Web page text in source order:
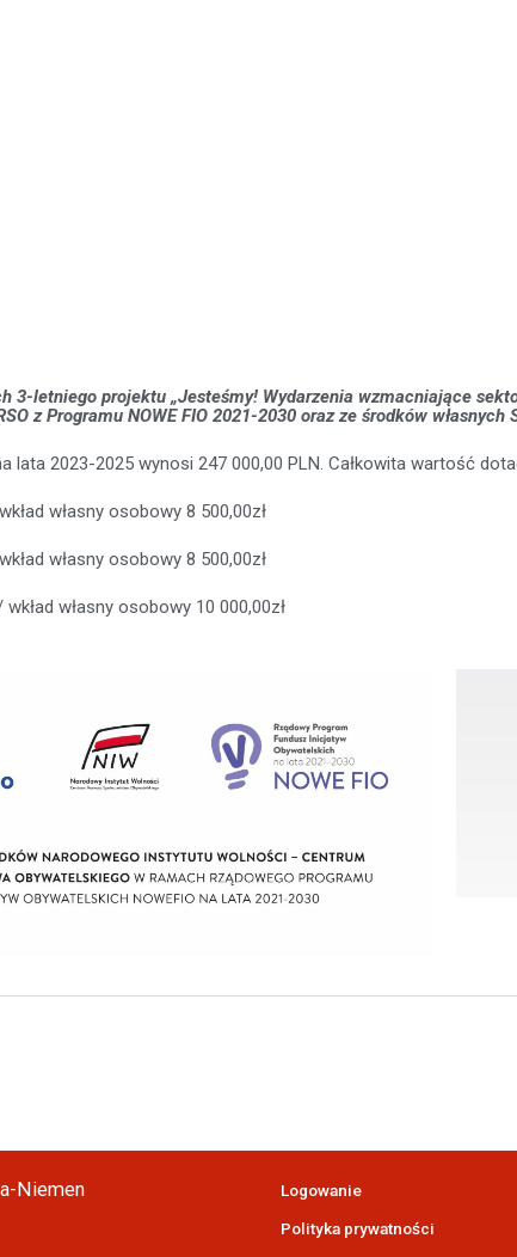
3-letniego projektu „Jesteśmy! Wydarzenia wzmacniające
z Programu NOWE FIO 2021-2030 oraz ze środków
lata 2023-2025 wynosi 247 000,00 PLN. Całkowita wartość
własny osobowy 8 500,00zł
własny osobowy 8 500,00zł
własny osobowy 10 000,00zł
Niemen
Logowanie
Polityka prywatności